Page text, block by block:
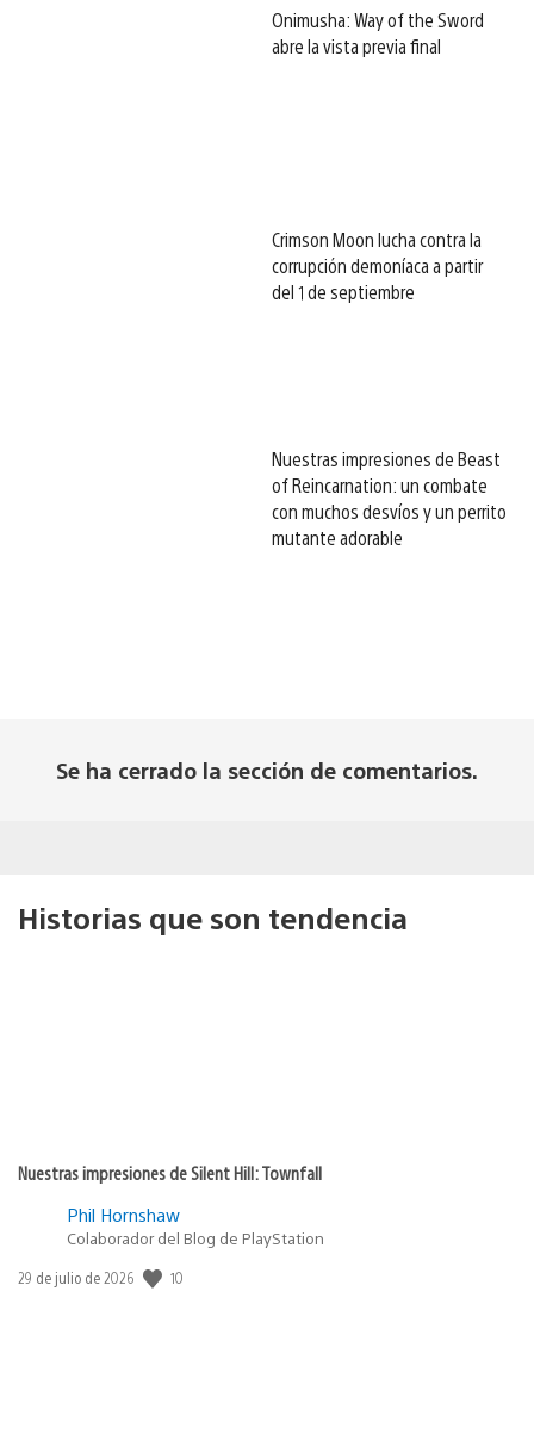
Onimusha: Way of the Sword
abre la vista previa final
Crimson Moon lucha contra la
corrupción demoníaca a partir
del 1 de septiembre
Nuestras impresiones de Beast
of Reincarnation: un combate
con muchos desvíos y un perrito
mutante adorable
Se ha cerrado la sección de comentarios.
Historias que son tendencia
Nuestras impresiones de Silent Hill: Townfall
Phil Hornshaw
Colaborador del Blog de PlayStation
Fecha
29 de julio de 2026 10